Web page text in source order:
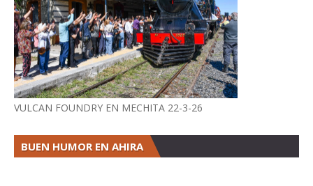
VULCAN FOUNDRY EN MECHITA 22-3-26
BUEN HUMOR EN AHIRA